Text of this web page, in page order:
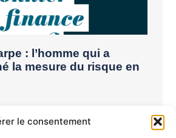
le consentement
: l’homme qui a
la mesure du risque en